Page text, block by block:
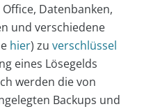
Datenbanken,
und verschiedene
hier) zu verschlüssel
eines Lösegelds
werden die von
Backups und